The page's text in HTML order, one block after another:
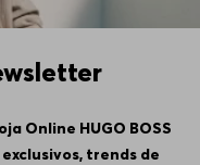
Online HUGO BOSS
trends de